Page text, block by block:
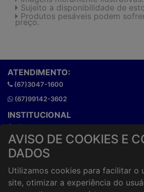
Sujeito a disponibilidade de
Produtos pesáveis podem
preço.
AVISO DE COOKIES E
DADOS
Utilizamos cookies para facilitar o
site, otimizar a experiência do
ATENDIMENTO:
(67)3047-1600
(67)99142-3602
INSTITUCIONAL
Onde estamos
Horários de atendimento
HORÁRIOS E ENTREGA
Formas de Pagamento
Horários de Entrega